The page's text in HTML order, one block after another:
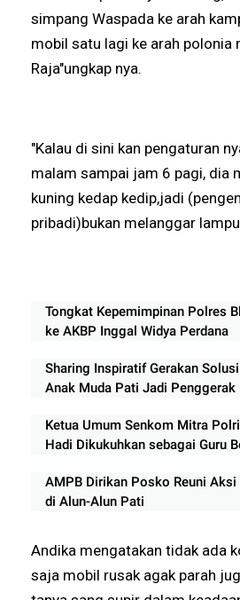
simpang Waspada ke arah
mobil satu lagi ke arah polonia
Raja"ungkap nya.
"Kalau di sini kan pengaturan
malam sampai jam 6 pagi, dia
kuning kedap kedip,jadi
pribadi)bukan melanggar
Tongkat Kepemimpinan Polres
ke AKBP Inggal Widya Perdana
Sharing Inspiratif Gerakan
Anak Muda Pati Jadi Penggerak
Ketua Umum Senkom Mitra
Hadi Dikukuhkan sebagai Guru
AMPB Dirikan Posko Reuni
di Alun-Alun Pati
Andika mengatakan tidak ada
saja mobil rusak agak parah